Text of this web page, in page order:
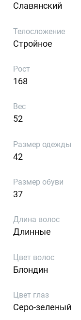
Славянский
Телосложение
Стройное
Рост
168
Вес
52
Размер одежды
42
Размер обуви
37
Длина волос
Длинные
Цвет волос
Блондин
Цвет глаз
Серо-зеленый